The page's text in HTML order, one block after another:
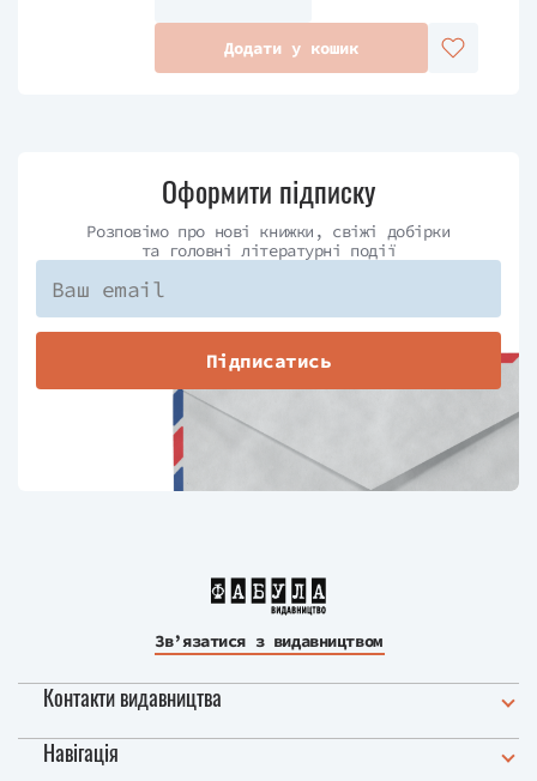
Додати у кошик
Оформити підписку
Розповімо про нові книжки, свіжі добірки
та головні літературні події
Підписатись
Зв’язатися з видавництвом
Контакти видавництва
Навігація